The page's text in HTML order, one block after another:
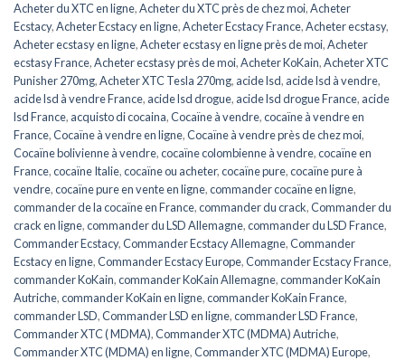
Acheter du XTC en ligne,Acheter du XTC près de chez moi,Acheter
Ecstacy,Acheter Ecstacy en ligne,Acheter Ecstacy France,Acheter ecstasy,
Acheter ecstasy en ligne,Acheter ecstasy en ligne près de moi,Acheter
ecstasy France,Acheter ecstasy près de moi,Acheter KoKain,Acheter XTC
Punisher 270mg,Acheter XTC Tesla 270mg, acide lsd, acide lsd à vendre,
acide lsd à vendre France, acide lsd drogue, acide lsd drogue France, acide
lsd France, acquisto di cocaina,Cocaïne à vendre,cocaïne à vendre en
France,Cocaïne à vendre en ligne,Cocaïne à vendre près de chez moi,
Cocaïne bolivienne à vendre,cocaïne colombienne à vendre,cocaïne en
France,cocaïne Italie,cocaïne ou acheter,cocaïne pure,cocaïne pure à
vendre,cocaïne pure en vente en ligne,commander cocaïne en ligne,
commander de la cocaïne en France,commander du crack,Commander du
crack en ligne,commander du LSD Allemagne,commander du LSD France,
Commander Ecstacy,Commander Ecstacy Allemagne,Commander
Ecstacy en ligne,Commander Ecstacy Europe,Commander Ecstacy France,
commander KoKain,commander KoKain Allemagne,commander KoKain
Autriche,commander KoKain en ligne,commander KoKain France,
commander LSD,Commander LSD en ligne,commander LSD France,
Commander XTC ( MDMA),Commander XTC (MDMA) Autriche,
Commander XTC (MDMA) en ligne,Commander XTC (MDMA) Europe,